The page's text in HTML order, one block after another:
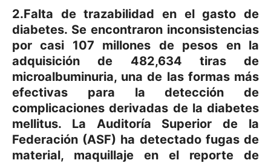
2.Falta de trazabilidad en el gasto de
diabetes. Se encontraron inconsistencias
por casi 107 millones de pesos en la
adquisición de 482,634 tiras de
microalbuminuria, una de las formas más
efectivas para la detección de
complicaciones derivadas de la diabetes
mellitus. La Auditoría Superior de la
Federación (ASF) ha detectado fugas de
material, maquillaje en el reporte de